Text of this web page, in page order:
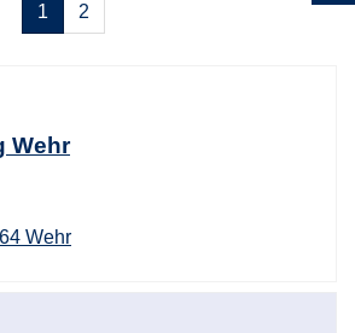
1
2
Wehr
Wehr